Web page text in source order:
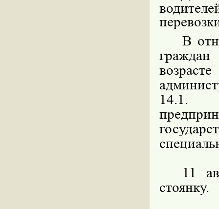
В
14.1.
11
стоянку.